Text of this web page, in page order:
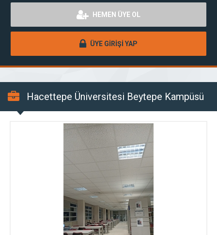
HEMEN ÜYE OL
ÜYE GİRİŞİ YAP
Hacettepe Üniversitesi Beytepe Kampüsü
Kütüphanesi